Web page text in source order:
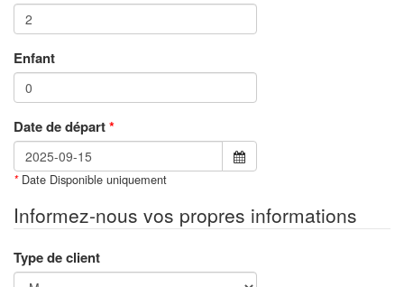
Enfant
Date de départ*
*Date Disponible uniquement
Informez-nous vos propres informations
Type de client